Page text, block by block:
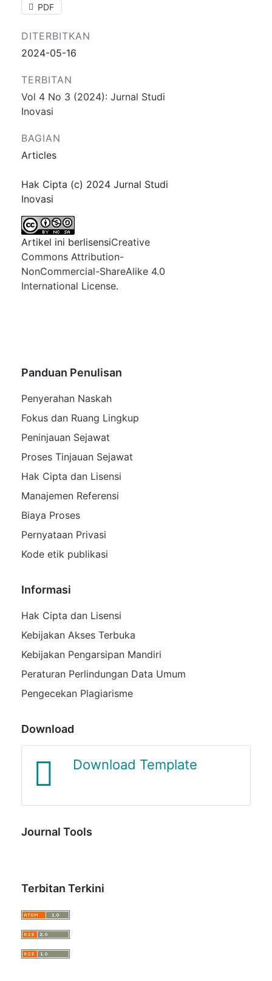
PDF
DITERBITKAN
2024-05-16
TERBITAN
Vol 4 No 3 (2024): Jurnal Studi
Inovasi
BAGIAN
Articles
Hak Cipta (c) 2024 Jurnal Studi
Inovasi
Artikel ini berlisensiCreative
Commons Attribution-
NonCommercial-ShareAlike 4.0
International License.
Panduan Penulisan
Penyerahan Naskah
Fokus dan Ruang Lingkup
Peninjauan Sejawat
Proses Tinjauan Sejawat
Hak Cipta dan Lisensi
Manajemen Referensi
Biaya Proses
Pernyataan Privasi
Kode etik publikasi
Informasi
Hak Cipta dan Lisensi
Kebijakan Akses Terbuka
Kebijakan Pengarsipan Mandiri
Peraturan Perlindungan Data Umum
Pengecekan Plagiarisme
Download
Journal Tools
Terbitan Terkini